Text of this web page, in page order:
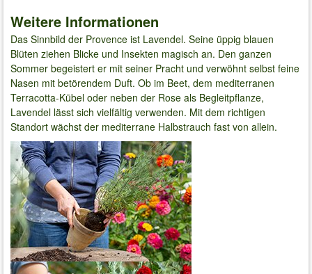
Weitere Informationen
Das Sinnbild der Provence ist Lavendel. Seine üppig blauen
Blüten ziehen Blicke und Insekten magisch an. Den ganzen
Sommer begeistert er mit seiner Pracht und verwöhnt selbst feine
Nasen mit betörendem Duft. Ob im Beet, dem mediterranen
Terracotta-Kübel oder neben der Rose als Begleitpflanze,
Lavendel lässt sich vielfältig verwenden. Mit dem richtigen
Standort wächst der mediterrane Halbstrauch fast von allein.